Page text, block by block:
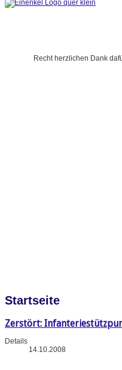
Recht herzlichen Dank
Startseite
Zerstört:
Details
14.10.2008